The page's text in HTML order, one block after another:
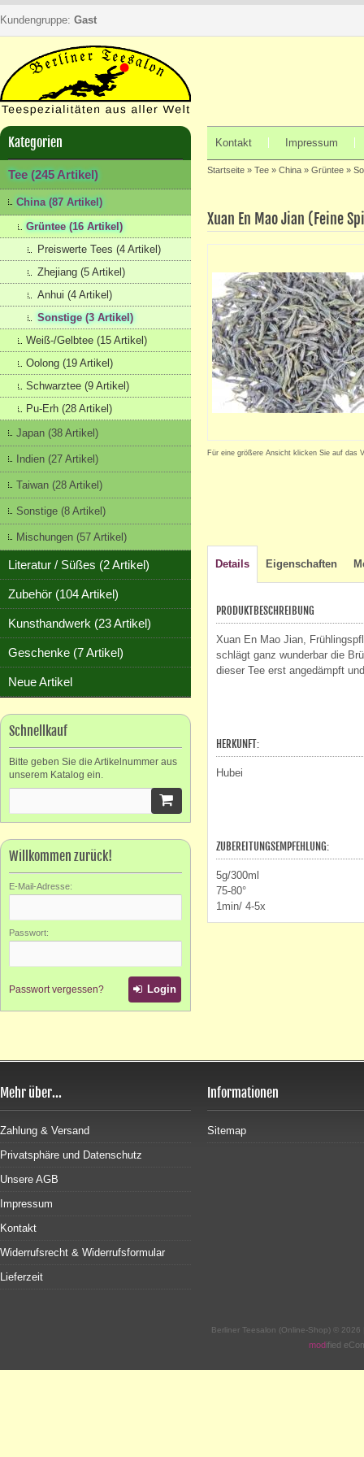
Kundengruppe: Gast
Kategorien
Tee (245 Artikel)
China (87 Artikel)
Grüntee (16 Artikel)
Preiswerte Tees (4 Artikel)
Zhejiang (5 Artikel)
Anhui (4 Artikel)
Sonstige (3 Artikel)
Weiß-/Gelbtee (15 Artikel)
Oolong (19 Artikel)
Schwarztee (9 Artikel)
Pu-Erh (28 Artikel)
Japan (38 Artikel)
Indien (27 Artikel)
Taiwan (28 Artikel)
Sonstige (8 Artikel)
Mischungen (57 Artikel)
Literatur / Süßes (2 Artikel)
Zubehör (104 Artikel)
Kunsthandwerk (23 Artikel)
Geschenke (7 Artikel)
Neue Artikel
Schnellkauf
Bitte geben Sie die Artikelnummer aus
unserem Katalog ein.
Willkommen zurück!
E-Mail-Adresse:
Passwort:
Passwort vergessen? Login
Kontakt Impressum
Startseite » Tee » China » Grüntee »
Xuan En Mao Jian (Feine
Für eine größere Ansicht klicken Sie auf das
Details Eigenschaften
PRODUKTBESCHREIBUNG
Xuan En Mao Jian,
schlägt ganz wunderbar die
dieser Tee erst angedämpft
HERKUNFT:
Hubei
ZUBEREITUNGSEMPFEHLUNG:
5g/300ml
75-80°
1min/ 4-5x
Mehr über...
Zahlung & Versand
Privatsphäre und Datenschutz
Unsere AGB
Impressum
Kontakt
Widerrufsrecht & Widerrufsformular
Lieferzeit
Informationen
Sitemap
Berliner Teesalon (Online-Shop) ©
modified